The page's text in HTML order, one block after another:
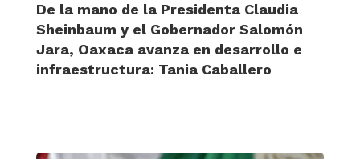
De la mano de la Presidenta Claudia
Sheinbaum y el Gobernador Salomón
Jara, Oaxaca avanza en desarrollo e
infraestructura: Tania Caballero